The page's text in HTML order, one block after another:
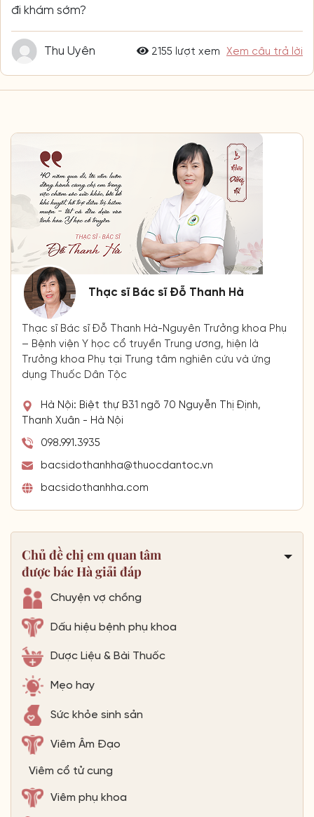
đi khám sớm?
Thu Uyên 2155 lượt xem Xem câu trả lời
Thạc sĩ Bác sĩ Đỗ Thanh Hà
Thạc sĩ Bác sĩ Đỗ Thanh Hà-Nguyên Trưởng khoa Phụ
– Bệnh viện Y học cổ truyền Trung ương, hiện là
Trưởng khoa Phụ tại Trung tâm nghiên cứu và ứng
dụng Thuốc Dân Tộc
Hà Nội: Biệt thự B31 ngõ 70 Nguyễn Thị Định,
Thanh Xuân - Hà Nội
098.991.3935
bacsidothanhha@thuocdantoc.vn
bacsidothanhha.com
Chủ đề chị em quan tâm
được bác Hà giải đáp
Chuyện vợ chồng
Dấu hiệu bệnh phụ khoa
Dược Liệu & Bài Thuốc
Mẹo hay
Sức khỏe sinh sản
Viêm Âm Đạo
Viêm cổ tử cung
Viêm phụ khoa